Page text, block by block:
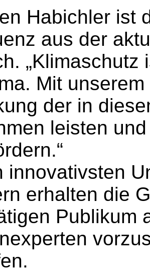
Habichler ist
aus der
Mit
der in
leisten
innovativsten
erhalten die
Publikum